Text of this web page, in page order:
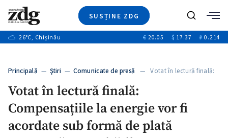
SUSȚINE ZDG
Ştiri
+9
Video
Special
+1
Caută
26°C, Chișinău € 20.05 $ 17.37 ₽ 0.214
Principală — Ştiri — Comunicate de presă — Votat în lectură finală:
Votat în lectură finală:
Compensațiile la energie vor fi
acordate sub formă de plată